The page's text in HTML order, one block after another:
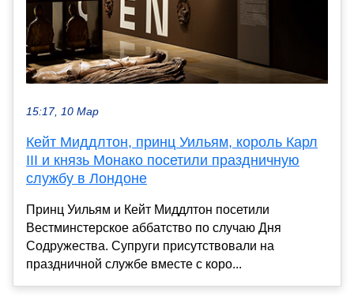
15:17, 10 Мар
Кейт Миддлтон, принц Уильям, король Карл
III и князь Монако посетили праздничную
службу в Лондоне
Принц Уильям и Кейт Миддлтон посетили
Вестминстерское аббатство по случаю Дня
Содружества. Супруги присутствовали на
праздничной службе вместе с коро...